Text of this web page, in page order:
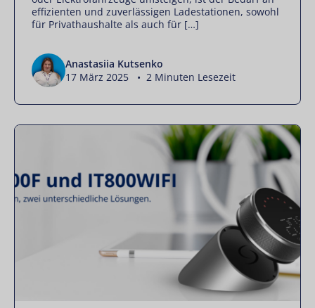
effizienten und zuverlässigen Ladestationen, sowohl
für Privathaushalte als auch für […]
Anastasiia Kutsenko
17 März 2025 • 2 Minuten Lesezeit